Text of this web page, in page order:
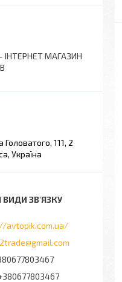
ІНТЕРНЕТ МАГАЗИН
111, 2
Україна
avtopik.com.ua/